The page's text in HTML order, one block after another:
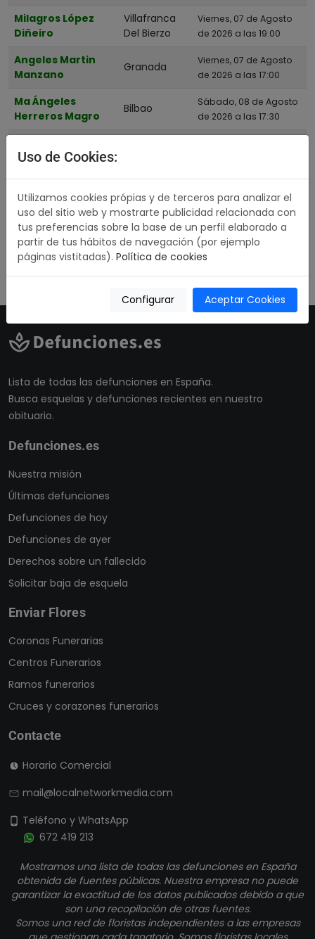
Asturias
Ávila
Badajoz
Barcelona
Bizkaia
Cáceres
Cantabria
Castellón
Ciudad Real
Córdoba
Guadalajara
Guipuzcoa
Huelva
Huesca
Illes Balears
León
Lleida
Lugo
Murcia
Navarra
Ourense
Palencia
Pontevedra
Segovia
Sevilla
Tarragona
Teruel
Toledo
Milagros López
Diñeiro
Villafranca
Del Bierzo
Viernes, 07 de Agosto
de 2026 a las 19:00
Angeles Martin
Manzano
Granada
Viernes, 07 de Agosto
de 2026 a las 17:00
Ma Ángeles
Herreros Magro
Bilbao
Sábado, 08 de Agosto
de 2026 a las 17:30
Femenia Macias
Concepcion
Vicalvaro
Fernandez
Zaragoza
Sábado, 08 de Agosto
de 2026 a las 13:00
Lista de todas las defunciones en España.
Busca esquelas y defunciones recientes en nuestro
obituario.
Defunciones.es
Nuestra misión
Últimas defunciones
Defunciones de hoy
Defunciones de ayer
Derechos sobre un fallecido
Solicitar baja de esquela
Enviar Flores
Coronas Funerarias
Centros Funerarios
Ramos funerarios
Cruces y corazones funerarios
Contacte
Horario Comercial
mail@localnetworkmedia.com
Teléfono y WhatsApp
672 419 213
Mostramos una lista de todas las defunciones en España
obtenida de fuentes públicas. Nuestra empresa no puede
garantizar la exactitud de los datos publicados debido a que
son una recopilación de otras fuentes.
Somos una red de floristas independientes a las empresas
Uso de Cookies:
Utilizamos cookies própias y de terceros para analizar el
uso del sitio web y mostrarte publicidad relacionada con
tus preferencias sobre la base de un perfil elaborado a
partir de tus hábitos de navegación (por ejemplo
páginas vistitadas). Política de cookies
Configurar Aceptar Cookies